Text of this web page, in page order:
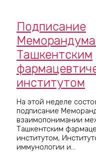
Подписание
Ташкентским
институтом
На этой неделе
подписание
взаимопонимании
Ташкентским
институтом,
иммунологии и...